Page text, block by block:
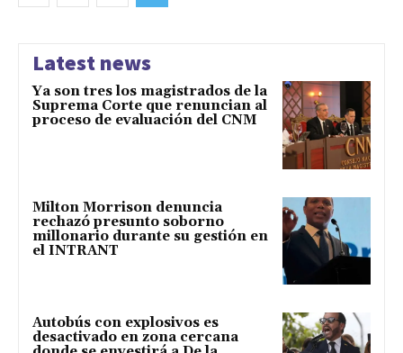
Latest news
Ya son tres los magistrados de la
Suprema Corte que renuncian al
proceso de evaluación del CNM
Milton Morrison denuncia
rechazó presunto soborno
millonario durante su gestión en
el INTRANT
Autobús con explosivos es
desactivado en zona cercana